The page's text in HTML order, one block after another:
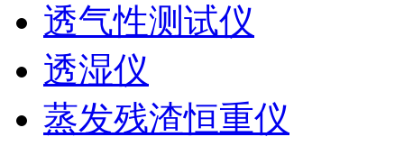
透气性测试仪
透湿仪
蒸发残渣恒重仪